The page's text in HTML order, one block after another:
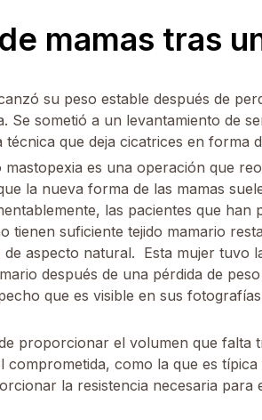
mamas tras
su peso estable después de
Se sometió a un levantamiento de
que deja cicatrices en forma
mastopexia es una operación que
la nueva forma de las mamas
las pacientes que han
tienen suficiente tejido mamario
aspecto natural. Esta mujer tuvo
después de una pérdida de
que es visible en sus
proporcionar el volumen que falta
comprometida, como la que es
la resistencia necesaria para